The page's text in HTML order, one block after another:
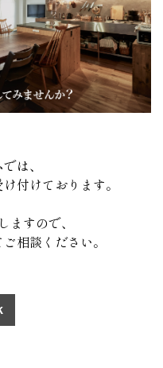
は、
付けております。
ますので、
相談ください。